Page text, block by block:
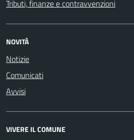
Tributi, finanze e contravvenzioni
NOVITÀ
Notizie
Comunicati
Avvisi
VIVERE IL COMUNE